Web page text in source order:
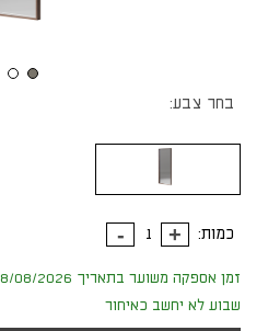
בחר צבע:
כמות:
זמן אספקה משוער בתאריך 18/08/2026
שבוע לא יחשב כאיחור